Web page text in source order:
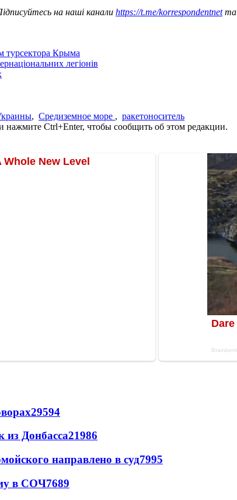
на наші канали https://t.me/korrespondentnetта
турсектора Крыма
легіонів
, Средиземное море , ракетоноситель
Ctrl+Enter, чтобы сообщить об этом редакции.
29594
из Донбасса21986
направлено в суд7995
в СОЧ7689